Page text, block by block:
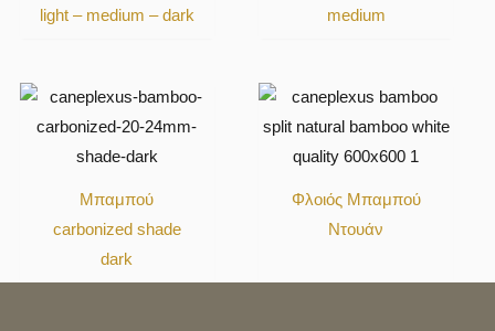
light – medium – dark
medium
Μπαμπού
carbonized shade
dark
Φλοιός Mπαμπού
Ντουάν